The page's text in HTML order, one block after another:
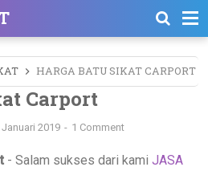
HARGA BATU SIKAT CARPORT
Carport
2019 1 Comment
- Salam sukses dari kami JASA